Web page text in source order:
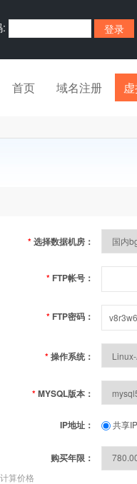
首页 域名注册
*选择数据机房：
* FTP帐号：
* FTP密码：
*操作系统：
*MYSQL版本：
IP地址： 共享IP
购买年限：
算价格